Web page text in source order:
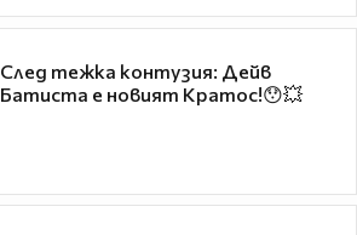
След тежка контузия: Дейв
Батиста е новият Кратос!😯💥